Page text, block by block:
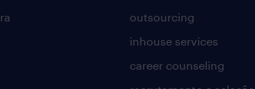
outsourcing
inhouse services
career counseling